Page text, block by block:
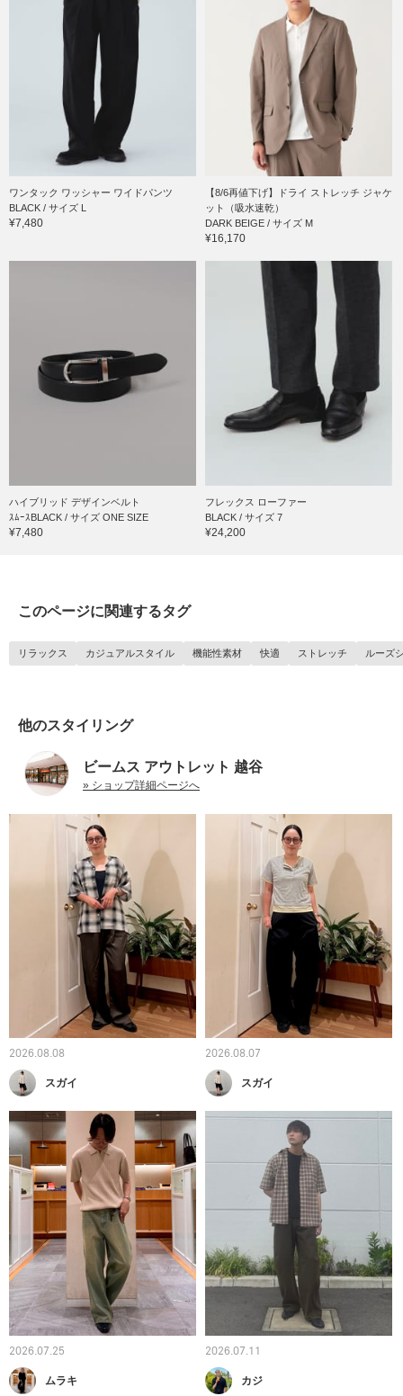
ワンタック ワッシャー ワイドパンツ
BLACK / サイズ L
¥7,480
【8/6再値下げ】ドライ ストレッチ ジャケ
ット（吸水速乾）
DARK BEIGE / サイズ M
¥16,170
ハイブリッド デザインベルト
ｽﾑｰｽBLACK / サイズ ONE SIZE
¥7,480
フレックス ローファー
BLACK / サイズ 7
¥24,200
このページに関連するタグ
リラックス カジュアルスタイル 機能性素材 快適 ストレッチ ルーズ
他のスタイリング
ビームス アウトレット 越谷
» ショップ詳細ページへ
2026.08.08
スガイ
2026.08.07
スガイ
2026.07.25
ムラキ
2026.07.11
カジ